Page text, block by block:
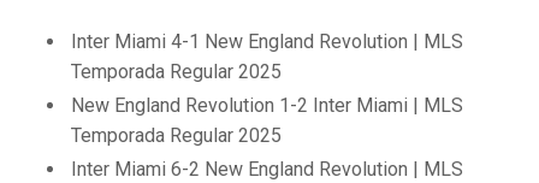
Inter Miami 4-1 New England Revolution | MLS
Temporada Regular 2025
New England Revolution 1-2 Inter Miami | MLS
Temporada Regular 2025
Inter Miami 6-2 New England Revolution | MLS